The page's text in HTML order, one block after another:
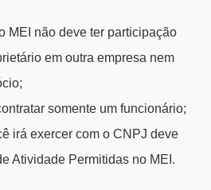
MEI não deve ter participação
em outra empresa nem
somente um funcionário;
irá exercer com o CNPJ deve
Atividade Permitidas no MEI.